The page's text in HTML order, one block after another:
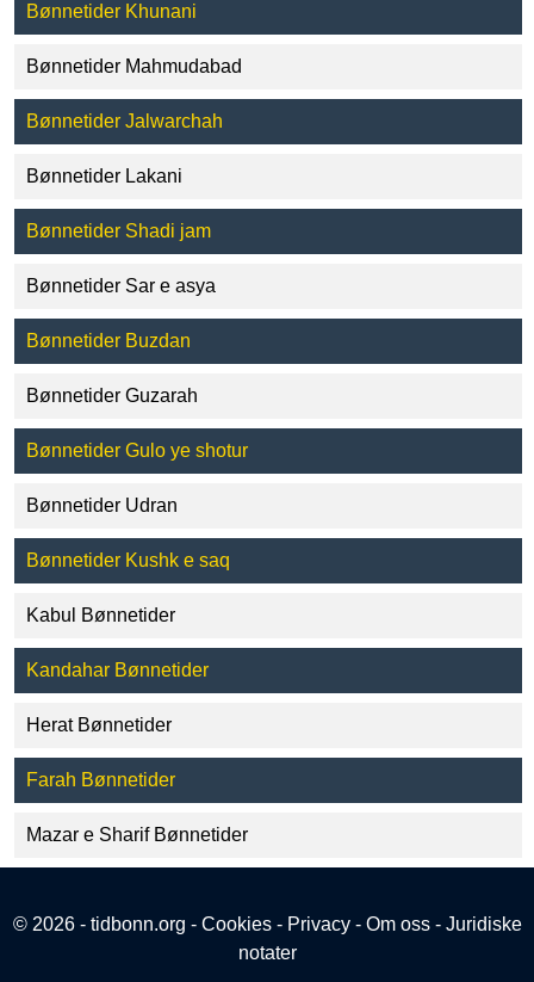
Bønnetider Khunani
Bønnetider Mahmudabad
Bønnetider Jalwarchah
Bønnetider Lakani
Bønnetider Shadi jam
Bønnetider Sar e asya
Bønnetider Buzdan
Bønnetider Guzarah
Bønnetider Gulo ye shotur
Bønnetider Udran
Bønnetider Kushk e saq
Kabul Bønnetider
Kandahar Bønnetider
Herat Bønnetider
Farah Bønnetider
Mazar e Sharif Bønnetider
© 2026 - tidbonn.org - Cookies- Privacy- Om oss- Juridiske
notater